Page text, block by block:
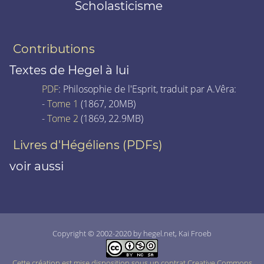
Scholasticisme
Contributions
Textes de Hegel à lui
PDF: Philosophie de l'Esprit, traduit par A.Vêra:
-Tome 1 (1867, 20MB)
-Tome 2 (1869, 22.9MB)
Livres d'Hégéliens (PDFs)
voir aussi
Copyright © 2002-2020 by hegel.net, Kai Froeb